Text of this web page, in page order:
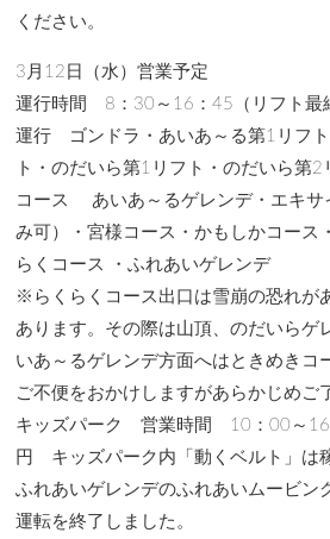
ください。
3月12日（水）営業予定
運行時間 8：30～16：45（リフト最
運行 ゴンドラ・あいあ～る第1リフ
ト・のだいら第1リフト・のだいら第2
コース あいあ～るゲレンデ・エキサ
み可）・宮様コース・かもしかコース
らくコース ・ふれあいゲレンデ
※らくらくコース出口は雪崩の恐れが
あります。その際は山頂、のだいらゲ
いあ～るゲレンデ方面へはときめきコ
ご不便をおかけしますがあらかじめご
キッズパーク 営業時間 10：00～
円 キッズパーク内「動くベルト」は
ふれあいゲレンデのふれあいムービン
運転を終了しました。